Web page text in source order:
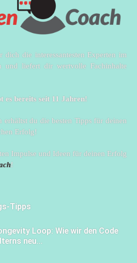
dich die interessantesten Experten im
und liefert dir wertvolle Fachinhalte
es bereits seit 11 Jahren!
du die besten Tipps für deinen
Erfolg!
Impulse und Ideen für deinen Erfolg
!
Tipps
Loop: Wie wir den Code
neu...